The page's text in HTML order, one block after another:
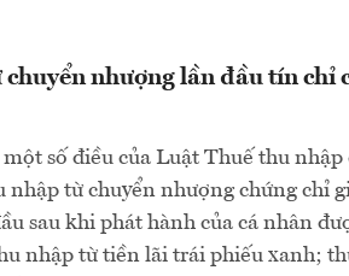
nhượng lần đầu tín chỉ
số điều của Luật Thuế thu nhập
từ chuyển nhượng chứng chỉ
sau khi phát hành của cá nhân
nhập từ tiền lãi trái phiếu xanh;